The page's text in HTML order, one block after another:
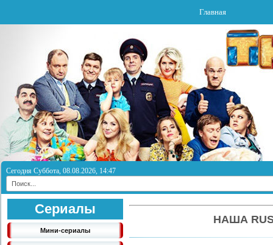
Главная
Сегодня Суббота, 08.08.2026, 14:47
Сериалы
Мини-сериалы
НАША